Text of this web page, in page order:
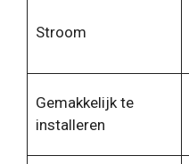
Stroom
Gemakkelijk te
installeren